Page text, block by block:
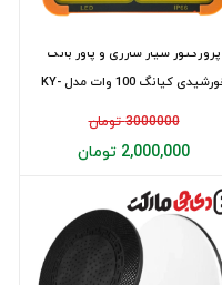
پروژکتور سیار شارژی و پاور بانک
خورشیدی کیانگ 100 وات مدل KY-
100W
3000000 تومان
2,000,000 تومان